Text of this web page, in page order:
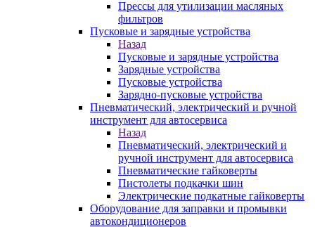
Прессы для утилизации масляных
фильтров
Пусковые и зарядные устройства
Назад
Пусковые и зарядные устройства
Зарядные устройства
Пусковые устройства
Зарядно-пусковые устройства
Пневматический, электрический и ручной
инструмент для автосервиса
Назад
Пневматический, электрический и
ручной инструмент для автосервиса
Пневматические гайковерты
Пистолеты подкачки шин
Электрические подкатные гайковерты
Оборудование для заправки и промывки
автокондиционеров